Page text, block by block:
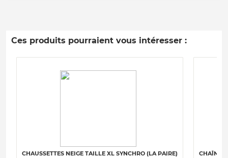
Ces produits pourraient vous intéresser :
CHAUSSETTES NEIGE TAILLE XL SYNCHRO (LA PAIRE) CHAÎNES